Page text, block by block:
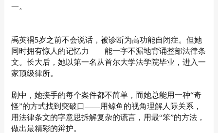
一。
禹英禑5岁之前不会说话，被诊断为高功能自闭症。但她
同时拥有惊人的记忆力——能一字不漏地背诵整部法律条
文。长大后，她以第一名从首尔大学法学院毕业，进入一
家顶级律所。
剧中，她接手的每个案件都不简单，而她总能用一种“奇
怪”的方式找到突破口——用鲸鱼的视角理解人际关系，
用法律条文的字意思拆解复杂的谎言，用最“笨”的方法，
做出最精彩的辩护。